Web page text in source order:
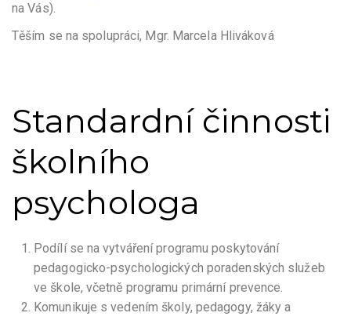
na Vás).
Těším se na spolupráci, Mgr. Marcela Hliváková
Standardní činnosti
školního
psychologa
Podílí se na vytváření programu poskytování
pedagogicko-psychologických poradenských služeb
ve škole, včetně programu primární prevence.
Komunikuje s vedením školy, pedagogy, žáky a